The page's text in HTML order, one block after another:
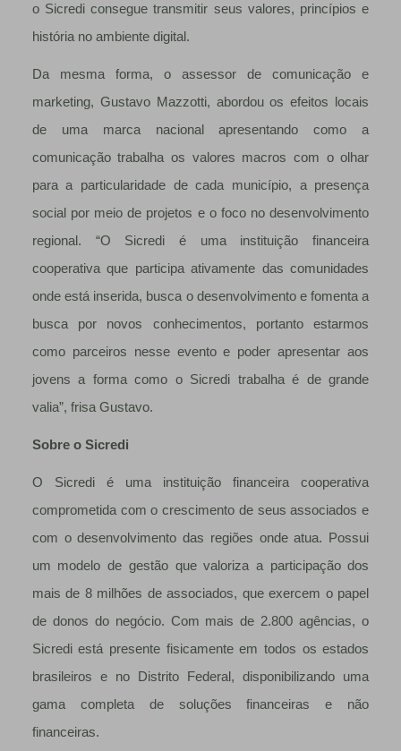
o Sicredi consegue transmitir seus valores, princípios e
história no ambiente digital.
Da mesma forma, o assessor de comunicação e
marketing, Gustavo Mazzotti, abordou os efeitos locais
de uma marca nacional apresentando como a
comunicação trabalha os valores macros com o olhar
para a particularidade de cada município, a presença
social por meio de projetos e o foco no desenvolvimento
regional. “O Sicredi é uma instituição financeira
cooperativa que participa ativamente das comunidades
onde está inserida, busca o desenvolvimento e fomenta a
busca por novos conhecimentos, portanto estarmos
como parceiros nesse evento e poder apresentar aos
jovens a forma como o Sicredi trabalha é de grande
valia”, frisa Gustavo.
Sobre o Sicredi
O Sicredi é uma instituição financeira cooperativa
comprometida com o crescimento de seus associados e
com o desenvolvimento das regiões onde atua. Possui
um modelo de gestão que valoriza a participação dos
mais de 8 milhões de associados, que exercem o papel
de donos do negócio. Com mais de 2.800 agências, o
Sicredi está presente fisicamente em todos os estados
brasileiros e no Distrito Federal, disponibilizando uma
gama completa de soluções financeiras e não
financeiras.